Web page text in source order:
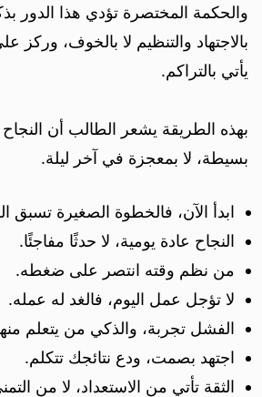
والحكمة المختصرة تؤدي هذا الدور
بالاجتهاد والتنظيم لا بالخوف، وركز
يأتي بالتراكم.
بهذه الطريقة يشعر الطالب أن
بسيطة، لا بمعجزة في آخر ليلة.
ابدأ الآن، فالخطوة الصغيرة تسبق
النجاح عادة يومية، لا حدثًا مفاجئًا.
من نظم وقته انتصر على ضغطه.
لا تؤجل عمل اليوم، فالغد له عمله.
الفشل تجربة، والذكي من يتعلم
اجتهد بصمت، ودع نتائجك تتكلم.
الثقة تأتي من الاستعداد، لا من